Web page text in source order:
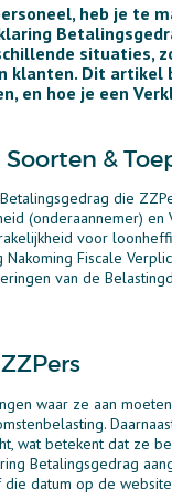
heb je te
situaties,
klanten. Dit
en hoe je een
&
die
(onderaannemer)
voor
Nakoming Fiscale
van de
waar ze aan
wat betekent dat ze
Betalingsgedrag
datum op de